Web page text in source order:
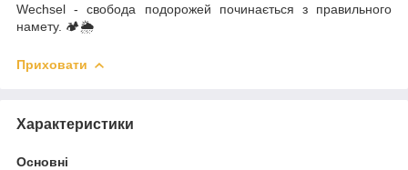
Wechsel - свобода подорожей починається з правильного
намету. 🏕️🌦️
Приховати
Характеристики
Основні